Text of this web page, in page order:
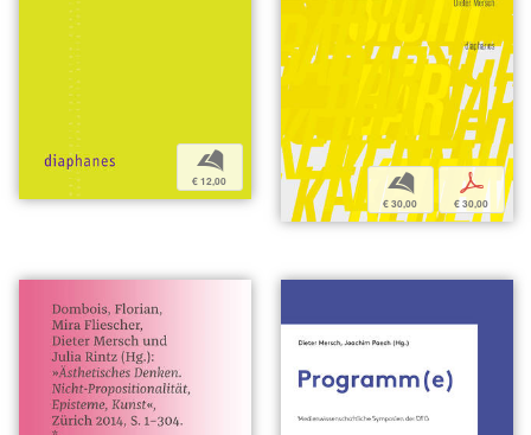
b
€ 12,00 b
€ 30,00
p
€ 30,00